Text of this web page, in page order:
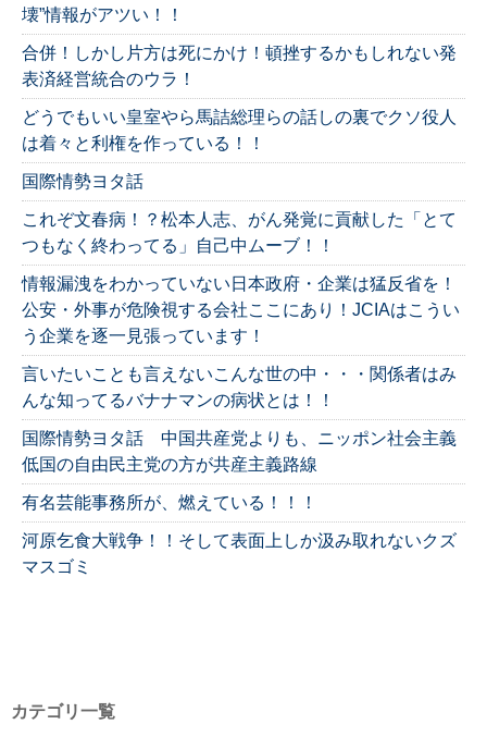
壊”情報がアツい！！
合併！しかし片方は死にかけ！頓挫するかもしれない発
表済経営統合のウラ！
どうでもいい皇室やら馬詰総理らの話しの裏でクソ役人
は着々と利権を作っている！！
国際情勢ヨタ話
これぞ文春病！？松本人志、がん発覚に貢献した「とて
つもなく終わってる」自己中ムーブ！！
情報漏洩をわかっていない日本政府・企業は猛反省を！
公安・外事が危険視する会社ここにあり！JCIAはこうい
う企業を逐一見張っています！
言いたいことも言えないこんな世の中・・・関係者はみ
んな知ってるバナナマンの病状とは！！
国際情勢ヨタ話 中国共産党よりも、ニッポン社会主義
低国の自由民主党の方が共産主義路線
有名芸能事務所が、燃えている！！！
河原乞食大戦争！！そして表面上しか汲み取れないクズ
マスゴミ
カテゴリ一覧